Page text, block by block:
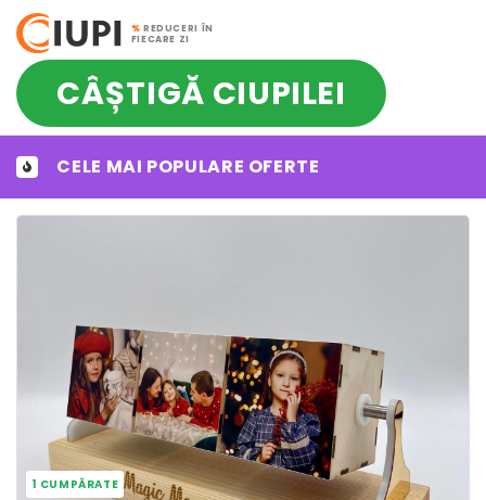
% REDUCERI ÎN
FIECARE ZI
CÂȘTIGĂ CIUPILEI
CELE MAI POPULARE OFERTE
1 CUMPĂRATE